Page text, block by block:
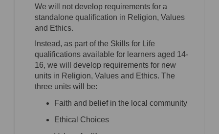
We will not develop requirements for a
standalone qualification in Religion, Values
and Ethics.
Instead, as part of the Skills for Life
qualifications available for learners aged 14-
16, we will develop requirements for new
units in Religion, Values and Ethics. The
three units will be:
Faith and belief in the local community
Ethical Choices